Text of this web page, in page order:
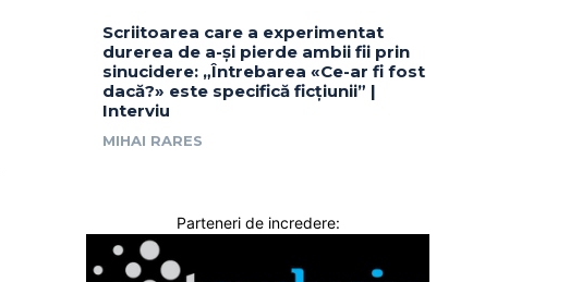
Scriitoarea care a experimentat
durerea de a-și pierde ambii fii prin
sinucidere: „Întrebarea «Ce-ar fi fost
dacă?» este specifică ficțiunii” |
Interviu
MIHAI RARES
Parteneri de incredere: